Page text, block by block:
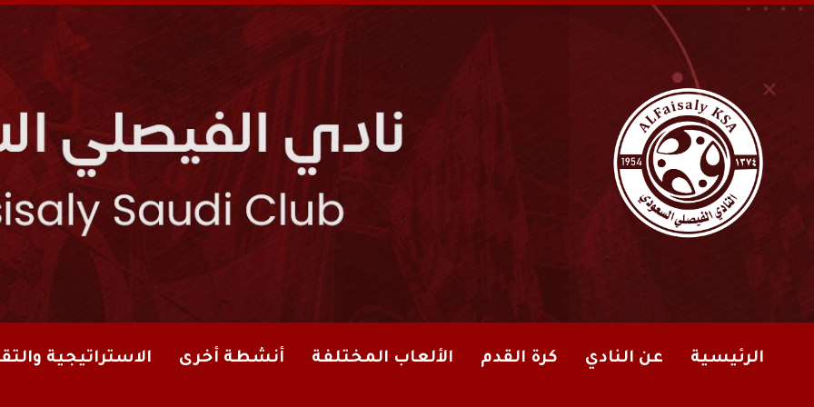
الرئيسية عن النادي كرة القدم الألعاب المختلفة أنشطة أخرى الاستراتيجية